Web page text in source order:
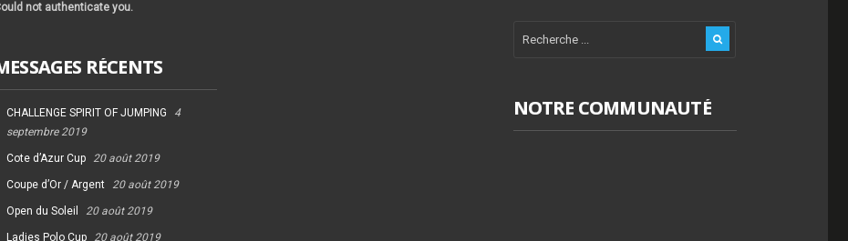
not authenticate you.
RÉCENTS
CHALLENGE SPIRIT OF JUMPING
4
septembre 2019
Cote d’Azur Cup 20 août 2019
Coupe d’Or / Argent 20 août 2019
Open du Soleil 20 août 2019
Ladies Polo Cup 20 août 2019
NOTRE COMMUNAUTÉ